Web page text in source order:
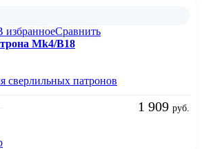
избранноеСравнить
Mk4/B18
сверлильных патронов
1 909 руб.